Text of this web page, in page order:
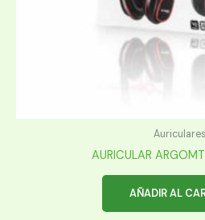
Auriculares
AURICULAR
AÑADIR AL